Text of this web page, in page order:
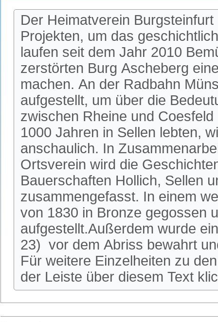
Der Heimatverein
Projekten, um das
laufen seit dem Jahr 2010
zerstörten Burg Ascheberg
machen. An der Radbahn
aufgestellt, um über die
zwischen Rheine und
1000 Jahren in Sellen lebten,
anschaulich. In
Ortsverein wird die
Bauerschaften Hollich, Sellen
zusammengefasst. In einem
von 1830 in Bronze gegossen
aufgestellt.Außerdem wurde
23) vor dem Abriss bewahrt
Für weitere Einzelheiten zu
der Leiste über diesem Text